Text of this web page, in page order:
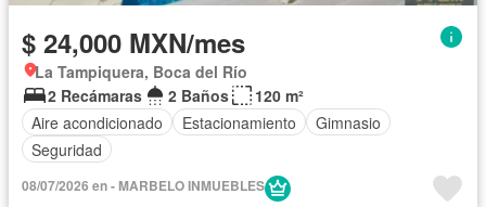
$ 24,000 MXN/mes
La Tampiquera, Boca del Río
2 Recámaras
2 Baños
120 m²
Aire acondicionado
Estacionamiento
Gimnasio
Seguridad
08/07/2026 en - MARBELO INMUEBLES